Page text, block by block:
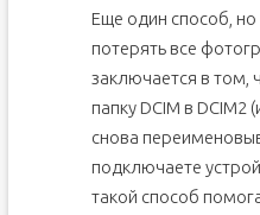
Еще один способ,
потерять все
заключается в том,
папку DCIM в
снова
подключаете
такой способ